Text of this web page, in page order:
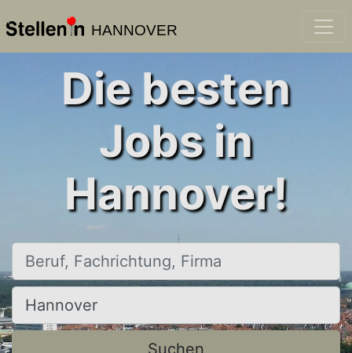
HANNOVER
Die besten
Jobs in
Hannover!
Beruf, Fachrichtung, Firma
Ort, Stadt
Suchen